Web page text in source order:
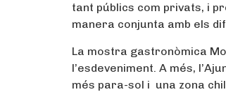
tant públics com privats, i
manera conjunta amb els
La mostra gastronòmica
l’esdeveniment. A més,
més para-sol i una zona